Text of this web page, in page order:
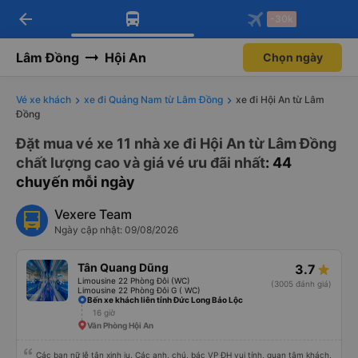
Tải app Vexere ngay!
Nhận ưu đãi thành viên độc
Mở app
Tải app Vexere
-30k/ghế khi đặt vé máy bay qua
Mở app
arrow_back -30k
Lâm Đồng Hội An Chọn ngày
Vé xe khách xe đi Quảng Nam từ Lâm Đồng
xe đi Hội An từ Lâm
Đồng
Đặt mua vé xe 11 nhà xe đi Hội An từ Lâm Đồng
chất lượng cao và giá vé ưu đãi nhất: 44
chuyến mỗi ngày
Vexere Team
Ngày cập nhật: 09/08/2026
Tân Quang Dũng
Limousine 22 Phòng Đôi (WC)
Limousine 22 Phòng Đôi G ( WC)
3.7
(3005 đánh giá)
Bến xe khách liên tỉnh Đức Long Bảo Lộc
16 giờ
Văn Phòng Hội An
Các bạn nữ lễ tân xinh iu. Các anh, chú, bác VP ĐH vui tính, quan tâm khách,